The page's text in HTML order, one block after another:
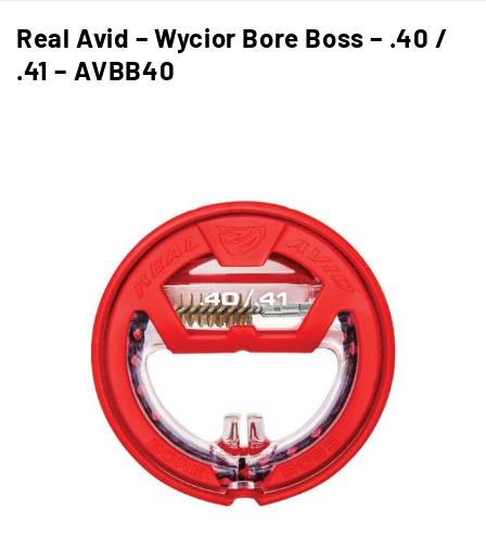
Real Avid – Wycior Bore Boss – .40 /
.41 – AVBB40